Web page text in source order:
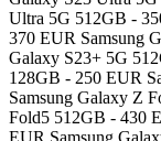
Ultra 5G 512GB -
370 EUR Samsung
Galaxy S23+ 5G
128GB - 250 EUR
Samsung Galaxy Z
Fold5 512GB - 430
EUR Samsung